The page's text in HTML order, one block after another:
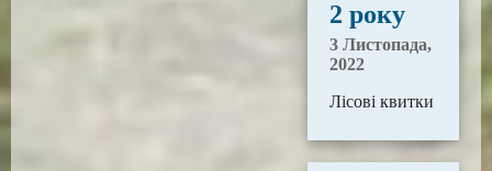
2 року
3 Листопада,
2022
Лісові квитки